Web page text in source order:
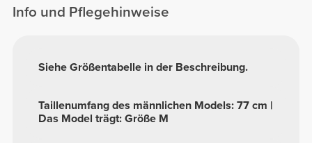
Info und Pflegehinweise
Taillenumfang des männlichen Models: 77 cm |
Das Model trägt: Größe M
Siehe Größentabelle in der Beschreibung.